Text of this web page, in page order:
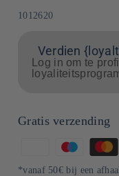
SKU:
1012620
Verdien
Log in om te
Gratis verzending
Betaalmethoden
*vanaf 50€ bij een